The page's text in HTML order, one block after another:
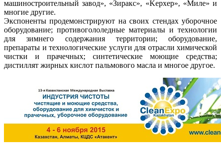
машиностроительный завод», «Зиракс», «Kерхер», «Миле» и
многие другие.
Экспоненты продемонстрируют на своих стендах уборочное
оборудование; противогололедные материалы и технологии
для зимнего содержания территории; оборудование,
препараты и технологические услуги для отрасли химической
чистки и прачечных; синтетические моющие средства;
дистиллят жирных кислот пальмового масла и многое другое.